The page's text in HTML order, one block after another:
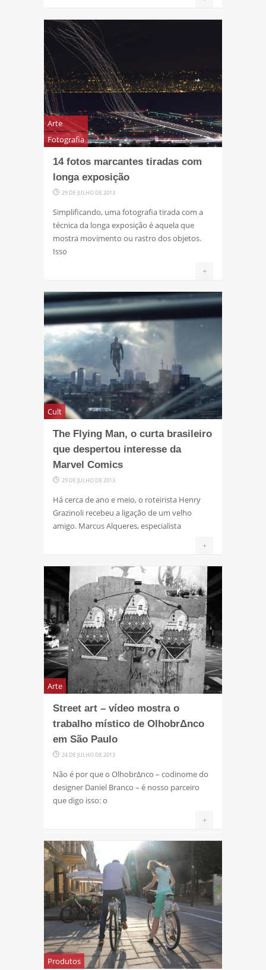
Arte
Fotografia
14 fotos marcantes tiradas com
longa exposição
29 DE JULHO DE 2013
Simplificando, uma fotografia tirada com a
técnica da longa exposição é aquela que
mostra movimento ou rastro dos objetos.
Isso
+
Cult
The Flying Man, o curta brasileiro
que despertou interesse da
Marvel Comics
29 DE JULHO DE 2013
Há cerca de ano e meio, o roteirista Henry
Grazinoli recebeu a ligação de um velho
amigo. Marcus Alqueres, especialista
+
Arte
Street art – vídeo mostra o
trabalho místico de OlhobrΔnco
em São Paulo
24 DE JULHO DE 2013
Não é por que o OlhobrΔnco – codinome do
designer Daniel Branco – é nosso parceiro
que digo isso: o
+
Produtos